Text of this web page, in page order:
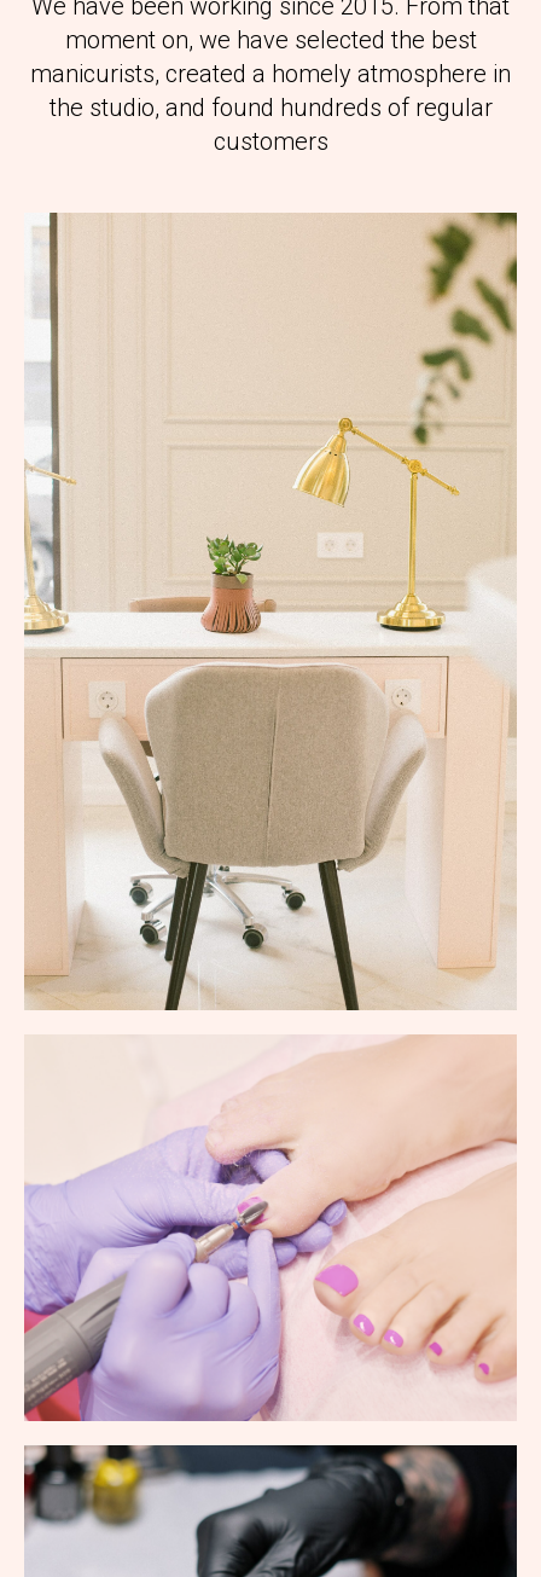
moment on, we have selected the best
manicurists, created a homely atmosphere in
the studio, and found hundreds of regular
customers